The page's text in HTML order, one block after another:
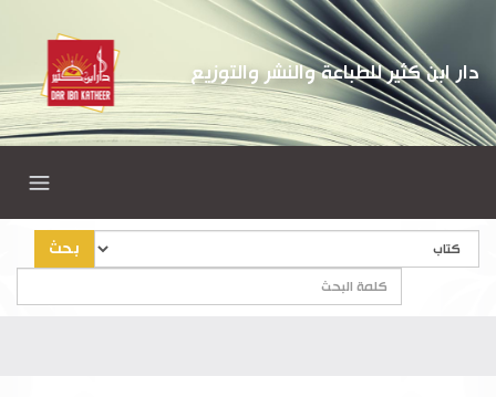
دار ابن كثير للطباعة والنشر والتوزيع
بحث